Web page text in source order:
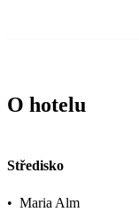
O hotelu
Středisko
• Maria Alm